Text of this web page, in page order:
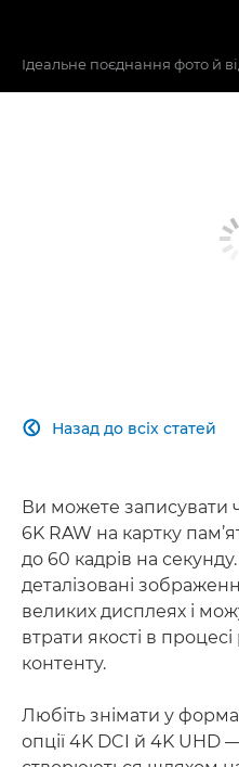
Ідеальне поєднання фото й
ТЕХНОЛОГІЯ
Назад до всіх статей

Ви можете записувати
6K RAW на картку
до 60 кадрів на секунду.
деталізовані
великих дисплеях і
втрати якості в
контенту.
Любіть знімати у
опції 4K DCI й 4K